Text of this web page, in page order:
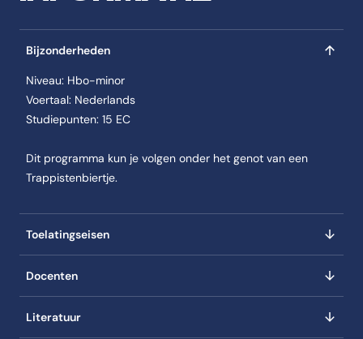
Bijzonderheden
Niveau: Hbo-minor
Voertaal: Nederlands
Studiepunten: 15 EC
Dit programma kun je volgen onder het genot van een
Trappistenbiertje.
Toelatingseisen
Docenten
Literatuur